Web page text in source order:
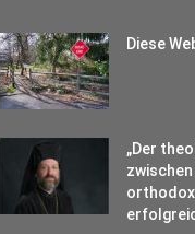
Diese
„Der